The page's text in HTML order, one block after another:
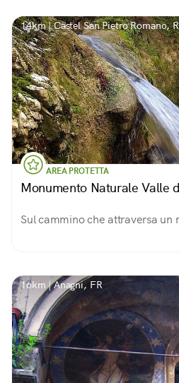
14km | Castel San Pietro Romano,
AREA PROTETTA
Monumento Naturale Valle
Sul cammino che attraversa un
16km | Anagni, FR